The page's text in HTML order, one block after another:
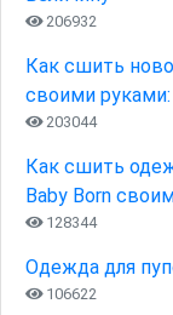
206932
Как сшить
своими
203044
Как сшить
Baby Born
128344
Одежда для
106622